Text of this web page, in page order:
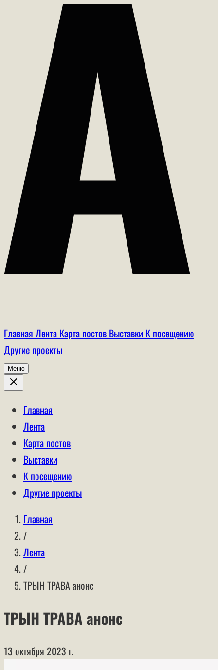
Главная Лента Карта постов Выставки К посещению
Другие проекты
Меню
Главная
Лента
Карта постов
Выставки
К посещению
Другие проекты
Главная
/
Лента
/
ТРЫН ТРАВА анонс
ТРЫН ТРАВА анонс
13 октября 2023 г.